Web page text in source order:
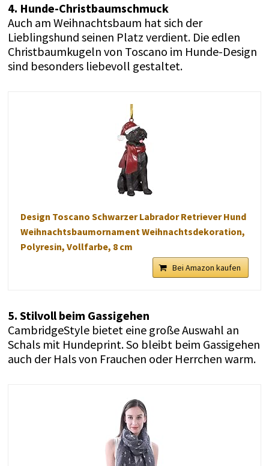
4. Hunde-Christbaumschmuck
Auch am Weihnachtsbaum hat sich der
Lieblingshund seinen Platz verdient. Die edlen
Christbaumkugeln von Toscano im Hunde-Design
sind besonders liebevoll gestaltet.
Design Toscano Schwarzer Labrador Retriever Hund
Weihnachtsbaumornament Weihnachtsdekoration,
Polyresin, Vollfarbe, 8 cm
Bei Amazon kaufen
5. Stilvoll beim Gassigehen
CambridgeStyle bietet eine große Auswahl an
Schals mit Hundeprint. So bleibt beim Gassigehen
auch der Hals von Frauchen oder Herrchen warm.